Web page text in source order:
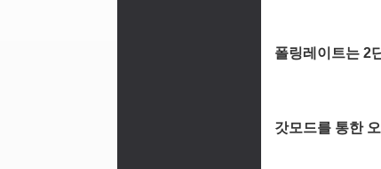
폴링레이트는 2
갓모드를 통한